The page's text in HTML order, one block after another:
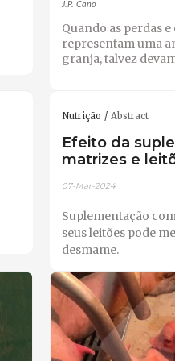
J.P. Cano
Quando as perdas
representam uma
granja, talvez
Nutrição Abstract
Efeito da
matrizes e
07-Mar-2024
Suplementação
seus leitões pode
desmame. ​